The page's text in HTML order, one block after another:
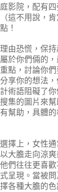
影院，配有
這不用說，
！
由恐慌，保
於你們倆的
點，討論你
享你的想法
術語阻礙了
集的圖片來
幫助，具體
擇上，女性
大膽走向涼
們往往更喜
呈現。當被
各種大膽的色